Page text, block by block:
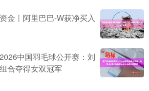
金丨阿里巴巴-W获净买入
中国羽毛球公开赛：刘
合夺得女双冠军